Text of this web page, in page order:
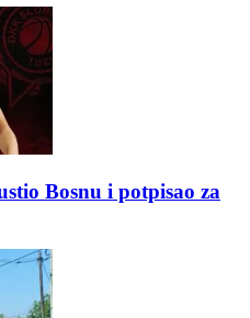
Bosnu i potpisao za